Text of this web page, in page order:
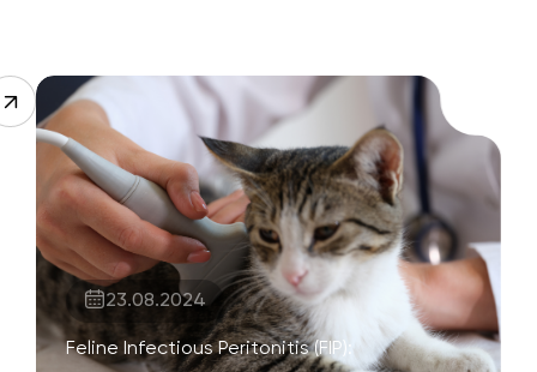
23.08.2024
Feline Infectious Peritonitis (FIP):